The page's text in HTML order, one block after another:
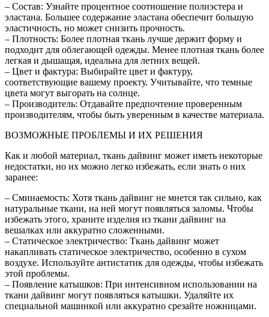
– Состав: Узнайте процентное соотношение полиэстера и
эластана. Большее содержание эластана обеспечит большую
эластичность, но может снизить прочность.
– Плотность: Более плотная ткань лучше держит форму и
подходит для облегающей одежды. Менее плотная ткань более
легкая и дышащая, идеальна для летних вещей.
– Цвет и фактура: Выбирайте цвет и фактуру,
соответствующие вашему проекту. Учитывайте, что темные
цвета могут выгорать на солнце.
– Производитель: Отдавайте предпочтение проверенным
производителям, чтобы быть уверенным в качестве материала.
ВОЗМОЖНЫЕ ПРОБЛЕМЫ И ИХ РЕШЕНИЯ
Как и любой материал, ткань дайвинг может иметь некоторые
недостатки, но их можно легко избежать, если знать о них
заранее:
– Сминаемость: Хотя ткань дайвинг не мнется так сильно, как
натуральные ткани, на ней могут появляться заломы. Чтобы
избежать этого, храните изделия из ткани дайвинг на
вешалках или аккуратно сложенными.
– Статическое электричество: Ткань дайвинг может
накапливать статическое электричество, особенно в сухом
воздухе. Используйте антистатик для одежды, чтобы избежать
этой проблемы.
– Появление катышков: При интенсивном использовании на
ткани дайвинг могут появляться катышки. Удаляйте их
специальной машинкой или аккуратно срезайте ножницами.